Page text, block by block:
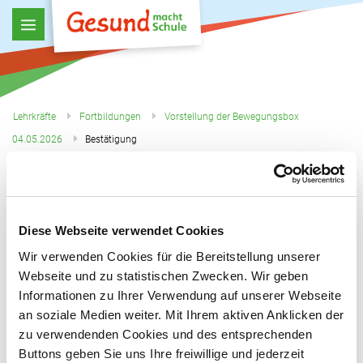
Diese Webseite verwendet Cookies
Wir verwenden Cookies für die Bereitstellung unserer
Webseite und zu statistischen Zwecken. Wir geben
Informationen zu Ihrer Verwendung auf unserer Webseite
an soziale Medien weiter. Mit Ihrem aktiven Anklicken der
zu verwendenden Cookies und des entsprechenden
Buttons geben Sie uns Ihre freiwillige und jederzeit
Lehrkräfte Fortbildungen
Vorstellung der Bewegungsbox
04.05.2026
Bestätigung
Vorstellung der Bewegungsbox - Material für eine
bewegungsfreudige Schule
am 04.05.206 in Euskirchen (14 - 17 Uhr).
Nähere Informationen zur Veranstaltung werden wir